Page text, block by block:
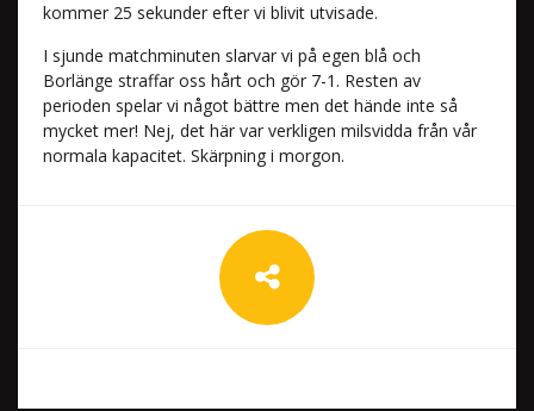
kommer 25 sekunder efter vi blivit utvisade.
I sjunde matchminuten slarvar vi på egen blå och
Borlänge straffar oss hårt och gör 7-1. Resten av
perioden spelar vi något bättre men det hände inte så
mycket mer! Nej, det här var verkligen milsvidda från vår
normala kapacitet. Skärpning i morgon.